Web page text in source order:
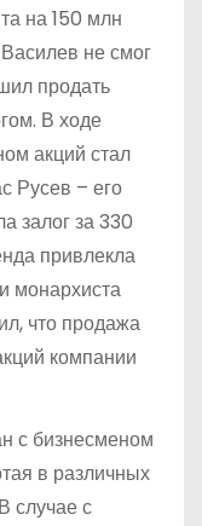
на 150 млн
не смог
продать
В ходе
акций стал
Русев – его
залог за 330
привлекла
монархиста
что продажа
компании
с бизнесменом
в различных
случае с